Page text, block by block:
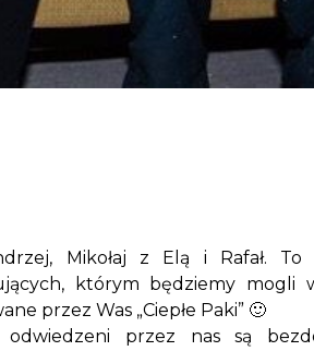
organizacji
Mikołaj z Elą i Rafał.
którym będziemy
przez Was „Ciepłe Paki” 🙂
odwiedzeni przez nas są